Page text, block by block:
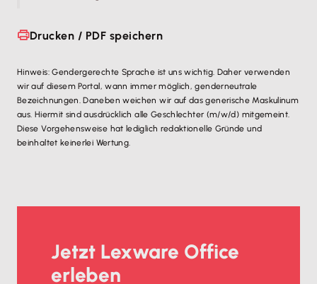
Drucken / PDF speichern
Hinweis: Gendergerechte Sprache ist uns wichtig. Daher verwenden
wir auf diesem Portal, wann immer möglich, genderneutrale
Bezeichnungen. Daneben weichen wir auf das generische Maskulinum
aus. Hiermit sind ausdrücklich alle Geschlechter (m/w/d) mitgemeint.
Diese Vorgehensweise hat lediglich redaktionelle Gründe und
beinhaltet keinerlei Wertung.
Jetzt Lexware Office
erleben